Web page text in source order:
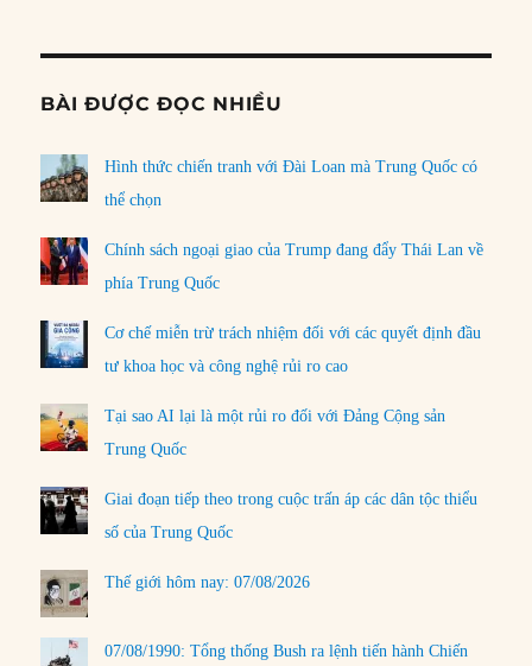
BÀI ĐƯỢC ĐỌC NHIỀU
Hình thức chiến tranh với Đài Loan mà Trung Quốc có
thể chọn
Chính sách ngoại giao của Trump đang đẩy Thái Lan về
phía Trung Quốc
Cơ chế miễn trừ trách nhiệm đối với các quyết định đầu
tư khoa học và công nghệ rủi ro cao
Tại sao AI lại là một rủi ro đối với Đảng Cộng sản
Trung Quốc
Giai đoạn tiếp theo trong cuộc trấn áp các dân tộc thiểu
số của Trung Quốc
Thế giới hôm nay: 07/08/2026
07/08/1990: Tổng thống Bush ra lệnh tiến hành Chiến